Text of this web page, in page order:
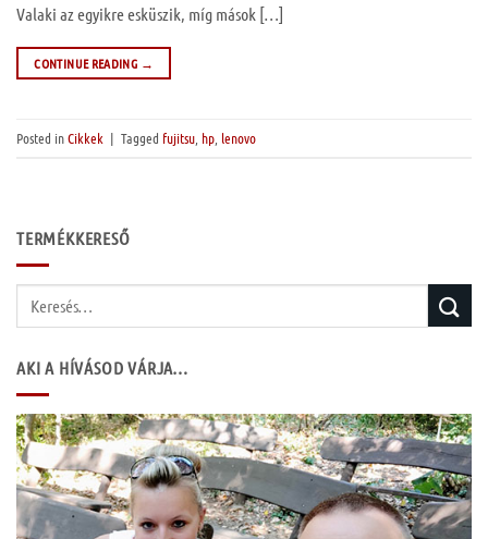
Valaki az egyikre esküszik, míg mások […]
CONTINUE READING →
Posted inCikkek | Tagged fujitsu hp lenovo
TERMÉKKERESŐ
AKI A HÍVÁSOD VÁRJA…